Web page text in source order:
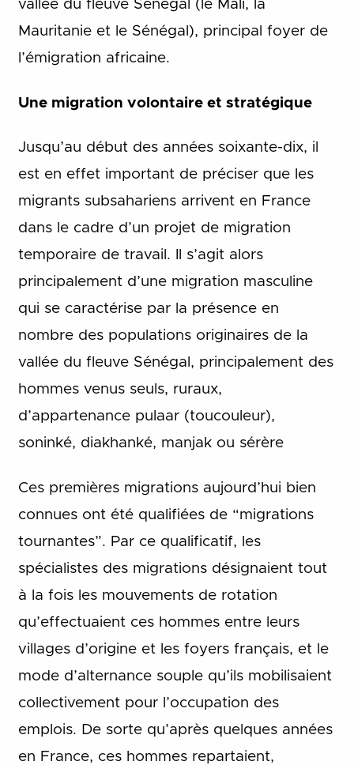
vallée du fleuve Sénégal (le Mali, la
Mauritanie et le Sénégal), principal foyer de
l’émigration africaine.
Une migration volontaire et stratégique
Jusqu’au début des années soixante-dix, il
est en effet important de préciser que les
migrants subsahariens arrivent en France
dans le cadre d’un projet de migration
temporaire de travail. Il s’agit alors
principalement d’une migration masculine
qui se caractérise par la présence en
nombre des populations originaires de la
vallée du fleuve Sénégal, principalement des
hommes venus seuls, ruraux,
d’appartenance pulaar (toucouleur),
soninké, diakhanké, manjak ou sérère
Ces premières migrations aujourd’hui bien
connues ont été qualifiées de “migrations
tournantes”. Par ce qualificatif, les
spécialistes des migrations désignaient tout
à la fois les mouvements de rotation
qu’effectuaient ces hommes entre leurs
villages d’origine et les foyers français, et le
mode d’alternance souple qu’ils mobilisaient
collectivement pour l’occupation des
emplois. De sorte qu’après quelques années
en France, ces hommes repartaient,